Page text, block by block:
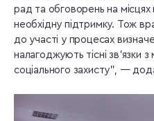
рад та обговорень на
необхідну підтримку. Тож
до участі у процесах
налагоджують тісні зв’язки
соціального захисту”, —